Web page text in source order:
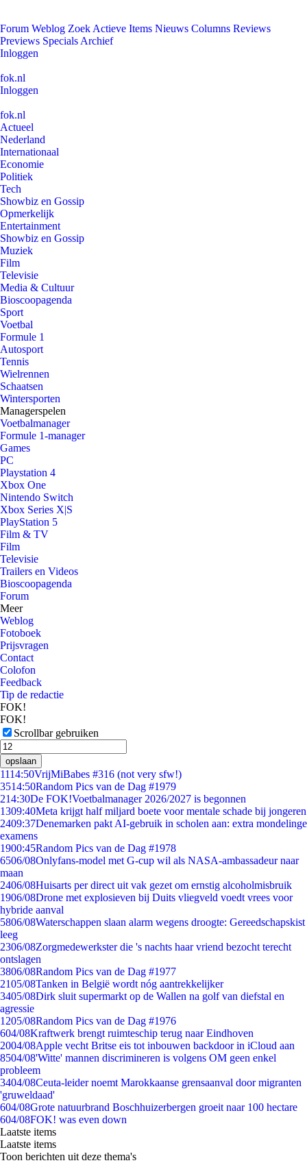
Forum Weblog Zoek Actieve Items Nieuws Columns Reviews
Previews Specials Archief
Inloggen
fok.nl
Inloggen
fok.nl
Actueel
Nederland
Internationaal
Economie
Politiek
Tech
Showbiz en Gossip
Opmerkelijk
Entertainment
Showbiz en Gossip
Muziek
Film
Televisie
Media & Cultuur
Bioscoopagenda
Sport
Voetbal
Formule 1
Autosport
Tennis
Wielrennen
Schaatsen
Wintersporten
Managerspelen
Voetbalmanager
Formule 1-manager
Games
PC
Playstation 4
Xbox One
Nintendo Switch
Xbox Series X|S
PlayStation 5
Film & TV
Film
Televisie
Trailers en Videos
Bioscoopagenda
Forum
Meer
Weblog
Fotoboek
Prijsvragen
Contact
Colofon
Feedback
Tip de redactie
FOK!
FOK!
Scrollbar gebruiken
opslaan
1114:50VrijMiBabes #316 (not very sfw!)
3514:50Random Pics van de Dag #1979
214:30De FOK!Voetbalmanager 2026/2027 is begonnen
1309:40Meta krijgt half miljard boete voor mentale schade bij jongeren
2409:37Denemarken pakt AI-gebruik in scholen aan: extra mondelinge
examens
1900:45Random Pics van de Dag #1978
6506/08Onlyfans-model met G-cup wil als NASA-ambassadeur naar
maan
2406/08Huisarts per direct uit vak gezet om ernstig alcoholmisbruik
1906/08Drone met explosieven bij Duits vliegveld voedt vrees voor
hybride aanval
5806/08Waterschappen slaan alarm wegens droogte: Gereedschapskist
leeg
2306/08Zorgmedewerkster die 's nachts haar vriend bezocht terecht
ontslagen
3806/08Random Pics van de Dag #1977
2105/08Tanken in België wordt nóg aantrekkelijker
3405/08Dirk sluit supermarkt op de Wallen na golf van diefstal en
agressie
1205/08Random Pics van de Dag #1976
604/08Kraftwerk brengt ruimteschip terug naar Eindhoven
2004/08Apple vecht Britse eis tot inbouwen backdoor in iCloud aan
8504/08'Witte' mannen discrimineren is volgens OM geen enkel
probleem
3404/08Ceuta-leider noemt Marokkaanse grensaanval door migranten
'gruweldaad'
604/08Grote natuurbrand Boschhuizerbergen groeit naar 100 hectare
604/08FOK! was even down
Laatste items
Laatste items
Toon berichten uit deze thema's